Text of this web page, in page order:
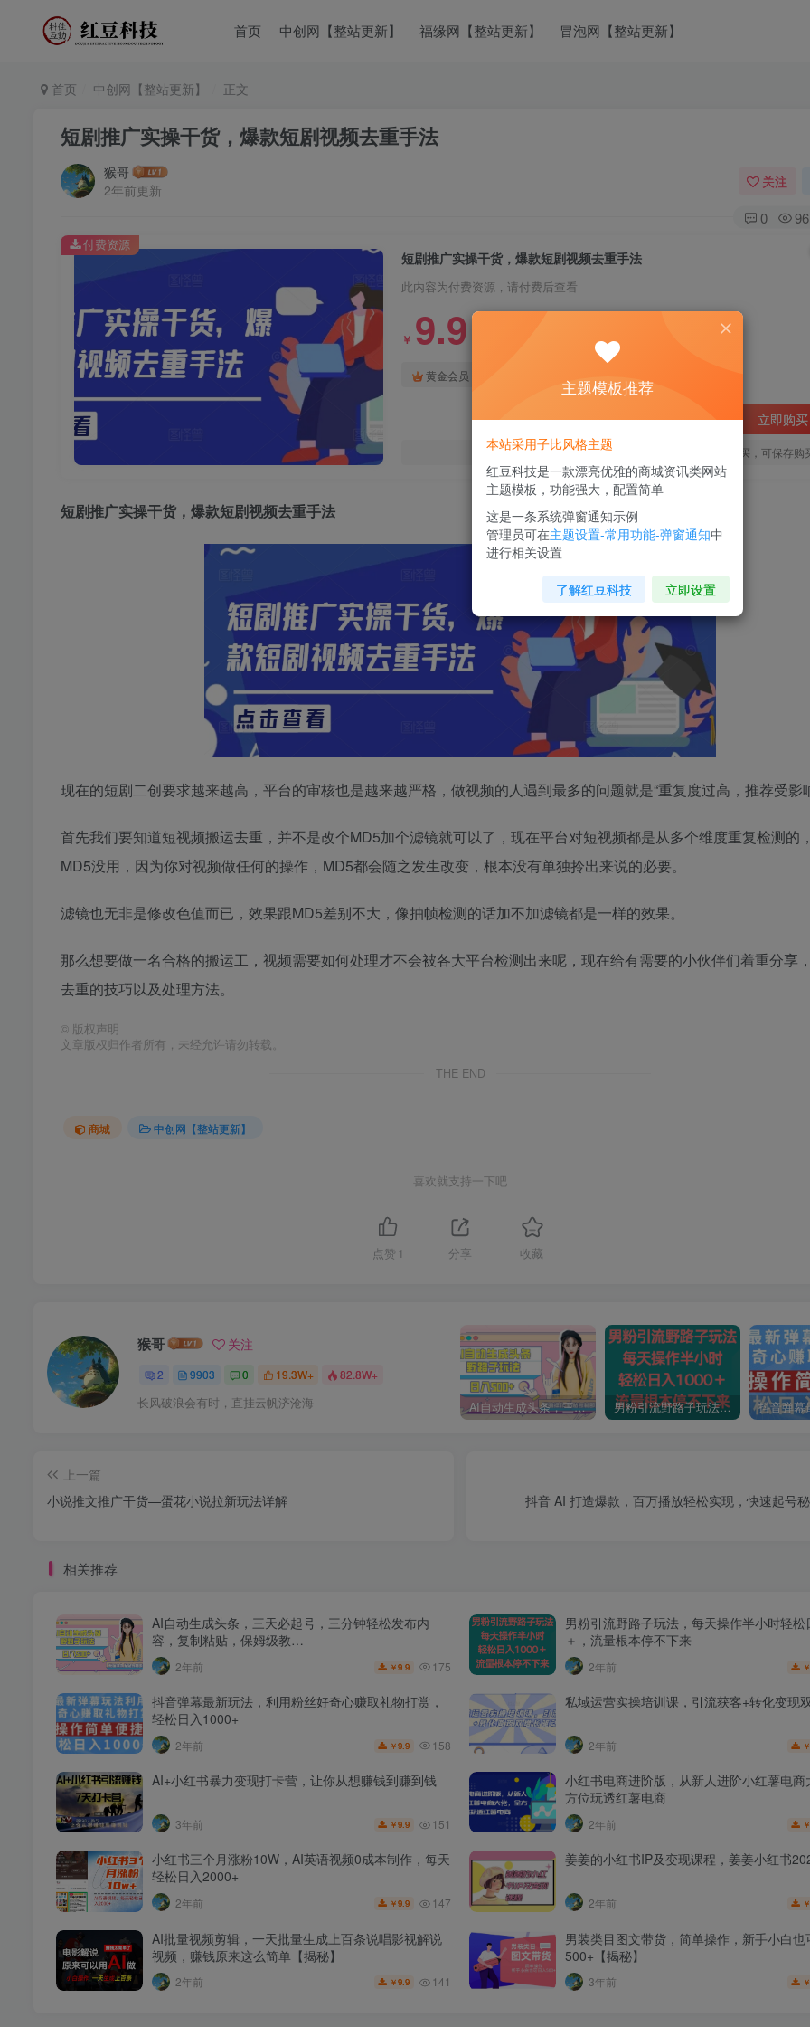
首页 中创网【整站更新】 福缘网【整站更新】 冒泡网【整站更新】
首页 中创网【整站更新】 正文
短剧推广实操干货，爆款短剧视频去重手法
猴哥
2年前更新
关注
0 96
短剧推广实操干货，爆款短剧视频去重手法
此内容为付费资源，请付费后查看
￥ 9.9
黄金会员
立即购买
您当前未登录！建议登陆后购买，可保存购
付费资源
短剧推广实操干货 ，爆款短剧视频去重手法
现在的短剧二创要求越来越高，平台的审核也是越来越严格，做视频的人遇到最多的问题就是“重复度过高，推荐受影响
首先我们要知道短视频搬运去重，并不是改个MD5加个滤镜就可以了，现在平台对短视频都是从多个维度重复检测的
MD5没用，因为你对视频做任何的操作，MD5都会随之发生改变，根本没有单独拎出来说的必要。
滤镜也无非是修改色值而已，效果跟MD5差别不大，像抽帧检测的话加不加滤镜都是一样的效果。
那么想要做一名合格的搬运工，视频需要如何处理才不会被各大平台检测出来呢，现在给有需要的小伙伴们着重分享
去重的技巧以及处理方法。
© 版权声明
文章版权归作者所有，未经允许请勿转载。
THE END
商城 中创网【整站更新】
喜欢就支持一下吧
点赞 1 分享 收藏
猴哥 关注
2 9903 0 19.3W+ 82.8W+
长风破浪会有时，直挂云帆济沧海 AI自动生成头条，三天必起号，三分钟轻松发布内容，复制粘贴，保姆级教… 男粉引流野路子玩法，每天操作半小时轻松日入1000＋，流量根本停不下来
上一篇
小说推文推广干货—蛋花小说拉新玩法详解
抖音 AI 打造爆款，百万播放轻松实现，快速起号秘
相关推荐
AI自动生成头条，三天必起号，三分钟轻松发布内
容，复制粘贴，保姆级教…
2年前 ￥9.9 175
男粉引流野路子玩法，每天操作半小时轻松
＋，流量根本停不下来
2年前 ￥
抖音弹幕最新玩法，利用粉丝好奇心赚取礼物打赏，
轻松日入1000+
2年前 ￥9.9 158
私域运营实操培训课，引流获客+转化变现
2年前 ￥
AI+小红书暴力变现打卡营，让你从想赚钱到赚到钱
3年前 ￥9.9 151
小红书电商进阶版，从新人进阶小红薯电商
方位玩透红薯电商
2年前 ￥
小红书三个月涨粉10W，AI英语视频0成本制作，每天
轻松日入2000+
2年前 ￥9.9 147
姜姜的小红书IP及变现课程，姜姜小红书
2年前 ￥
AI批量视频剪辑，一天批量生成上百条说唱影视解说
视频，赚钱原来这么简单【揭秘】
2年前 ￥9.9 141
男装类目图文带货，简单操作，新手小白也
500+【揭秘】
3年前 ￥
主题模板推荐
本站采用子比风格主题
红豆科技是一款漂亮优雅的商城资讯类网站
主题模板，功能强大，配置简单
这是一条系统弹窗通知示例
管理员可在主题设置-常用功能-弹窗通知中
进行相关设置
了解红豆科技 立即设置